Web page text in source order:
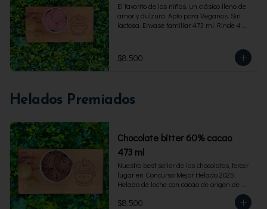
El favorito de los niños, un clásico lleno de
amor y dulzura. Apto para Veganos. Sin
lactosa. Envase familiar 473 ml. Rinde 4
$8.500
Helados Premiados
Chocolate bitter 60% cacao
473 ml
Nuestro best seller de los chocolates, tercer
lugar en Concurso Mejor Helado 2025.
Helado de leche con cacao de origen de
intensidad al 60%. Envase familiar 473 ml,
rinde 4  porciones.
$8.500